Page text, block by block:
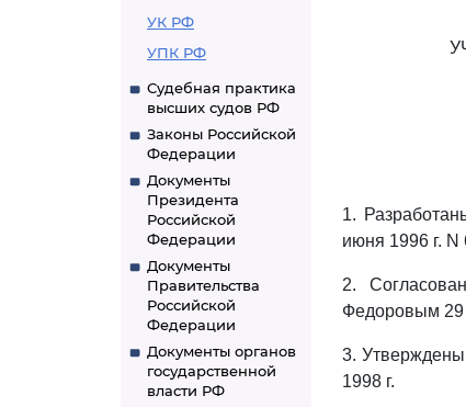
УК РФ
УПК РФ
Судебная практика
высших судов РФ
Законы Российской
Федерации
Документы
Президента
Российской
Федерации
Документы
Правительства
Российской
Федерации
Документы органов
государственной
власти РФ
1.
июня 1996 г.
2.
Федоровым 29
3.
1998 г.